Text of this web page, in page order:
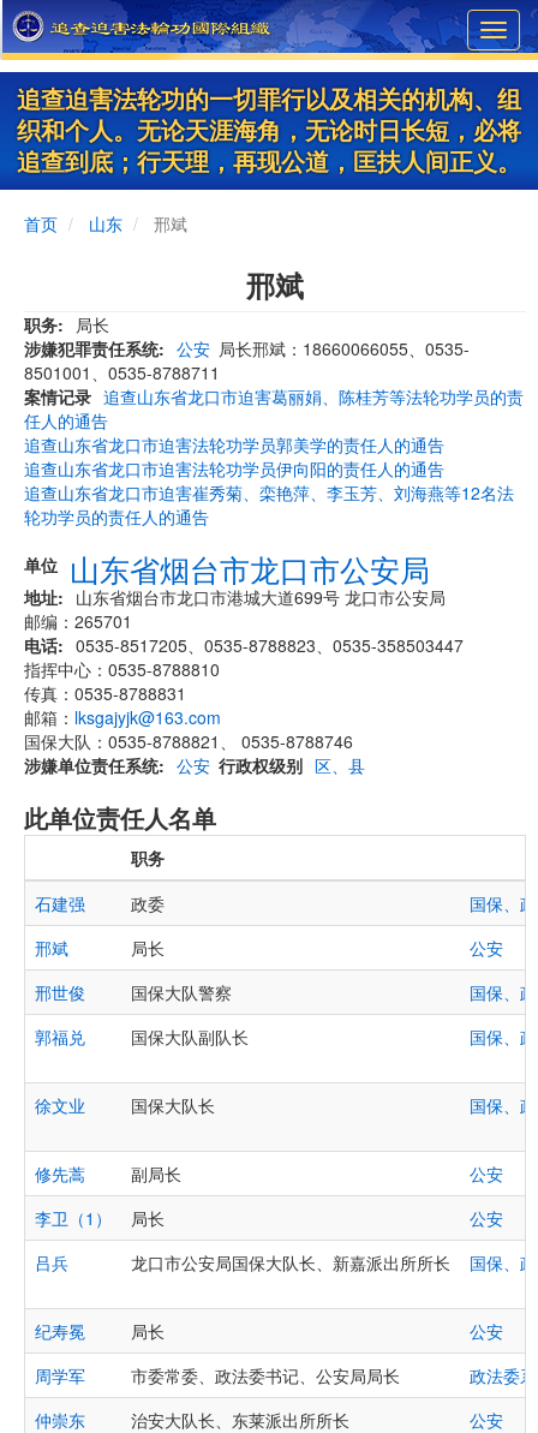
Skip
to
main
content
追查迫害法轮功的一切罪行以及相关的机构、组
织和个人。无论天涯海角，无论时日长短，必将
追查到底；行天理，再现公道，匡扶人间正义。
首页 山东 邢斌
邢斌
职务
局长
涉嫌犯罪责任系统
公安 局长邢斌：18660066055、0535-
8501001、0535-8788711
案情记录 追查山东省龙口市迫害葛丽娟、陈桂芳等法轮功学员的责
任人的通告
追查山东省龙口市迫害法轮功学员郭美学的责任人的通告
追查山东省龙口市迫害法轮功学员伊向阳的责任人的通告
追查山东省龙口市迫害崔秀菊、栾艳萍、李玉芳、刘海燕等12名法
轮功学员的责任人的通告
单位 山东省烟台市龙口市公安局
地址
山东省烟台市龙口市港城大道699号 龙口市公安局
邮编：265701
电话
0535-8517205、0535-8788823、0535-358503447
指挥中心：0535-8788810
传真：0535-8788831
邮箱： lksgajyjk@163.com
国保大队：0535-8788821、 0535-8788746
涉嫌单位责任系统
公安 行政权级别 区、县
此单位责任人名单
职务
石建强
政委
国保、
邢斌
局长
公安
邢世俊
国保大队警察
国保、
郭福兑
国保大队副队长 国保、
徐文业 国保大队长 国保、
修先蒿 副局长
公安
李卫（1）
局长
公安
吕兵
龙口市公安局国保大队长、新嘉派出所所长 国保、
纪寿冕 局长
公安
周学军
市委常委、政法委书记、公安局局长
政法委
仲崇东
治安大队长、东莱派出所所长 公安